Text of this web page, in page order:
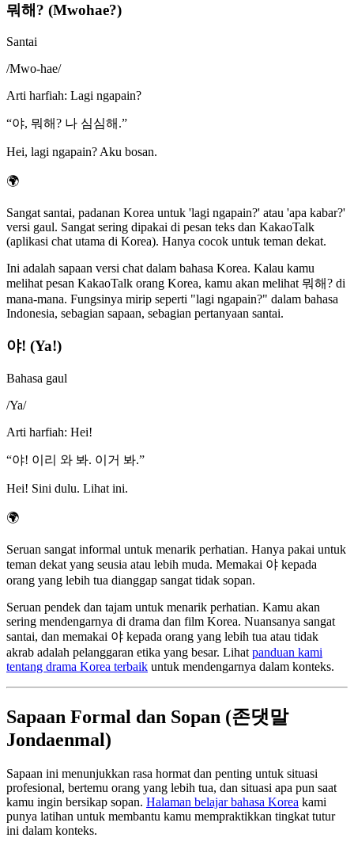
뭐해? (Mwohae?)
Santai
/Mwo-hae/
Arti harfiah: Lagi ngapain?
“야, 뭐해? 나 심심해.”
Hei, lagi ngapain? Aku bosan.
🌍
Sangat santai, padanan Korea untuk 'lagi ngapain?' atau 'apa kabar?'
versi gaul. Sangat sering dipakai di pesan teks dan KakaoTalk
(aplikasi chat utama di Korea). Hanya cocok untuk teman dekat.
Ini adalah sapaan versi chat dalam bahasa Korea. Kalau kamu
melihat pesan KakaoTalk orang Korea, kamu akan melihat 뭐해? di
mana-mana. Fungsinya mirip seperti "lagi ngapain?" dalam bahasa
Indonesia, sebagian sapaan, sebagian pertanyaan santai.
야! (Ya!)
Bahasa gaul
/Ya/
Arti harfiah: Hei!
“야! 이리 와 봐. 이거 봐.”
Hei! Sini dulu. Lihat ini.
🌍
Seruan sangat informal untuk menarik perhatian. Hanya pakai untuk
teman dekat yang seusia atau lebih muda. Memakai 야 kepada
orang yang lebih tua dianggap sangat tidak sopan.
Seruan pendek dan tajam untuk menarik perhatian. Kamu akan
sering mendengarnya di drama dan film Korea. Nuansanya sangat
santai, dan memakai 야 kepada orang yang lebih tua atau tidak
akrab adalah pelanggaran etika yang besar. Lihat panduan kami
tentang drama Korea terbaik untuk mendengarnya dalam konteks.
Sapaan Formal dan Sopan (존댓말
Jondaenmal)
Sapaan ini menunjukkan rasa hormat dan penting untuk situasi
profesional, bertemu orang yang lebih tua, dan situasi apa pun saat
kamu ingin bersikap sopan. Halaman belajar bahasa Korea kami
punya latihan untuk membantu kamu mempraktikkan tingkat tutur
ini dalam konteks.